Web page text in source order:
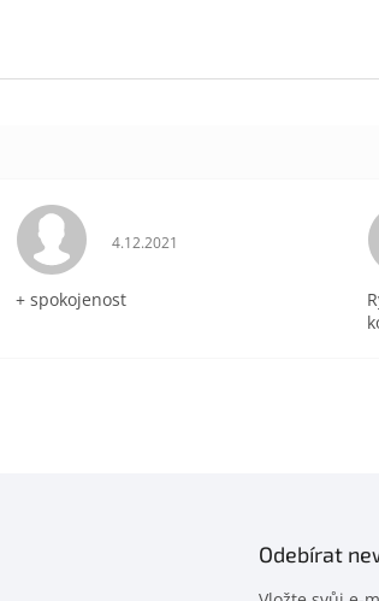
Hodnocení obchodu je 5 z 5
4.12.2021
+ spokojenost
Odebírat